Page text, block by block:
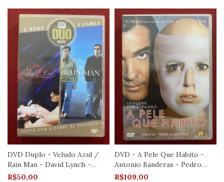
DVD Duplo - Veludo Azul /
Rain Man - David Lynch -
Seminovo
R$50,00
DVD - A Pele Que Habito -
Antonio Banderas - Pedro
Almodóvar
R$109,00